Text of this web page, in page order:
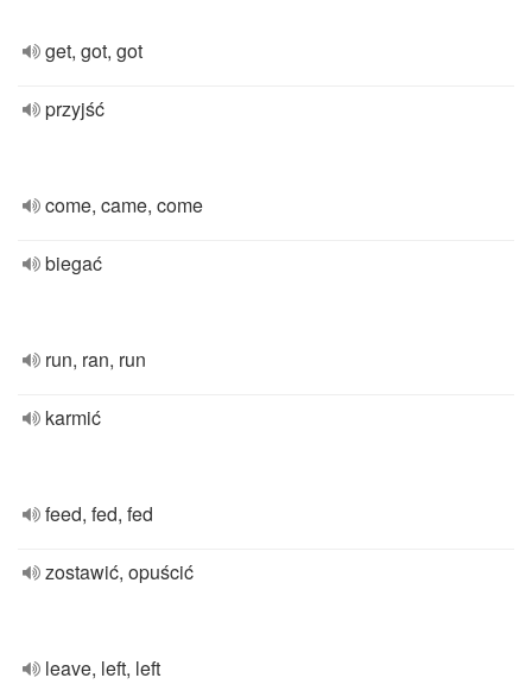
get, got, got
przyjść
come, came, come
biegać
run, ran, run
karmić
feed, fed, fed
zostawić, opuścić
leave, left, left